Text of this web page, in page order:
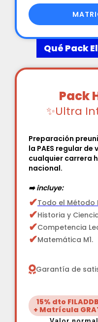
Qué Pack
Pack
✨Ultra
Preparación
la PAES regular
cualquier carrera
nacional.
➡️ incluye:
✔Todo el Método
✔Historia y
✔Competencia
✔Matemática M1.
Garantía de
15% dto
+ Matrícula